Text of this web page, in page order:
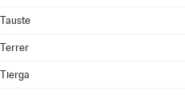
Tauste
Terrer
Tierga